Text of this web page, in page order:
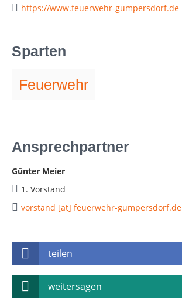
https://www.feuerwehr-gumpersdorf.de
Sparten
Feuerwehr
Ansprechpartner
Günter Meier
1. Vorstand
vorstand [at] feuerwehr-gumpersdorf.de
teilen
weitersagen